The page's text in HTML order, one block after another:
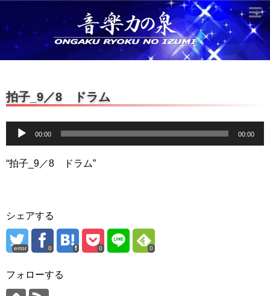
拍子_9／8 ドラム
声
プ
ヤ
ー
00:00 00:00
“拍子_9／8 ドラム”
シェアする
error 0 0 0
フォローする
超役立つ知識／雑学
knowledge
音のしくみ
作曲技術
compose Tech
世界一わかりやすい音楽理論
打ち込みテクニックを極める
音楽機材
instruments
プロ作曲家オススメ DTM機材